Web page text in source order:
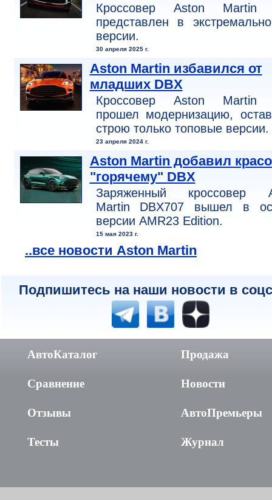
Кроссовер Aston Martin
представлен в
версии.
30 апреля 2025 г.
Aston Martin избавился от
младших DBX
Кроссовер Aston Martin
прошел модернизацию,
строю только топовые версии.
23 апреля 2024 г.
Aston Martin добавил
"горячему" DBX
Заряженный кроссовер
Martin DBX707 вышел в
версии AMR23 Edition.
15 мая 2023 г.
..все новости Aston Martin
Подпишитесь на наши новости в
АвтоКаталог
Сравнение
Отзывы
Тесты
Продажа
Новости
АвтоПремьеры
Журнал